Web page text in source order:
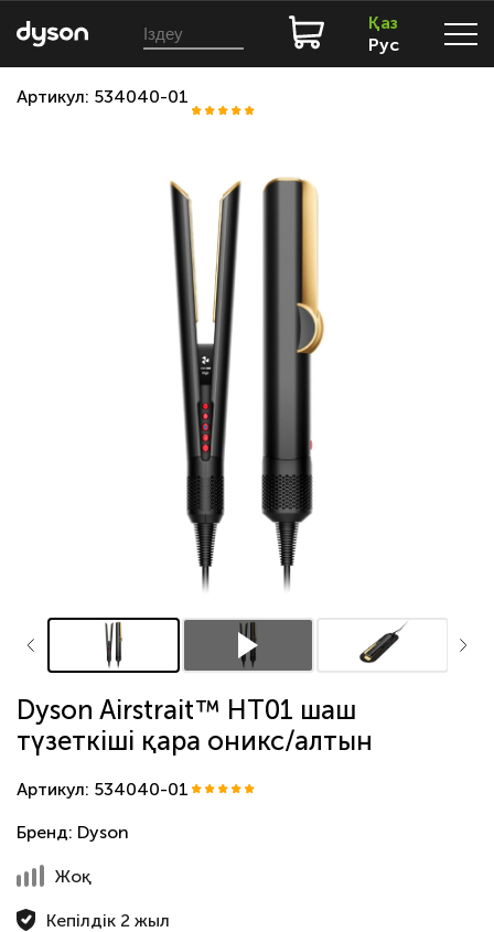
Қаз
Рус
Артикул: 534040-01
Dyson Airstrait™ HT01 шаш
түзеткіші қара оникс/алтын
Артикул: 534040-01
Бренд: Dyson
Жоқ
Кепілдік 2 жыл